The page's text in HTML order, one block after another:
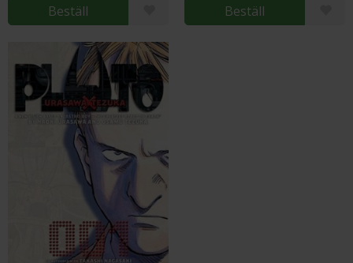
Beställ Beställ